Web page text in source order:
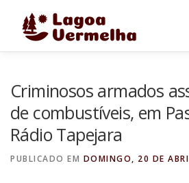
FALE CONOSCO
Criminosos armados
de combustíveis, em
Rádio Tapejara
PUBLICADO EM DOMINGO, 20 DE